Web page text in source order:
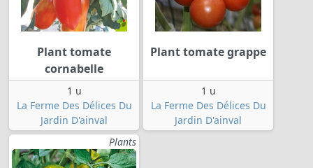
Plant tomate
cornabelle
1 u
La Ferme Des Délices Du
Jardin D'ainval
Plant tomate grappe
1 u
La Ferme Des Délices Du
Jardin D'ainval
Plants